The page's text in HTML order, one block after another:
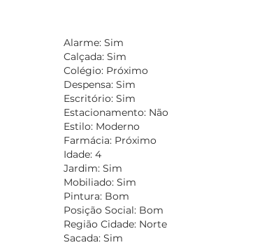
Alarme: Sim
Calçada: Sim
Colégio: Próximo
Despensa: Sim
Escritório: Sim
Estacionamento: Não
Estilo: Moderno
Farmácia: Próximo
Idade: 4
Jardim: Sim
Mobiliado: Sim
Pintura: Bom
Posição Social: Bom
Região Cidade: Norte
Sacada: Sim